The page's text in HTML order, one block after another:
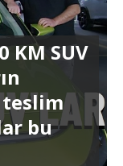
KM SUV
teslim
bu